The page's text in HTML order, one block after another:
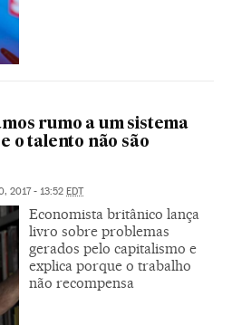
rumo a um sistema
o talento não são
2017 - 13:52 EDT
Economista britânico lança
livro sobre problemas
gerados pelo capitalismo e
explica porque o trabalho
não recompensa